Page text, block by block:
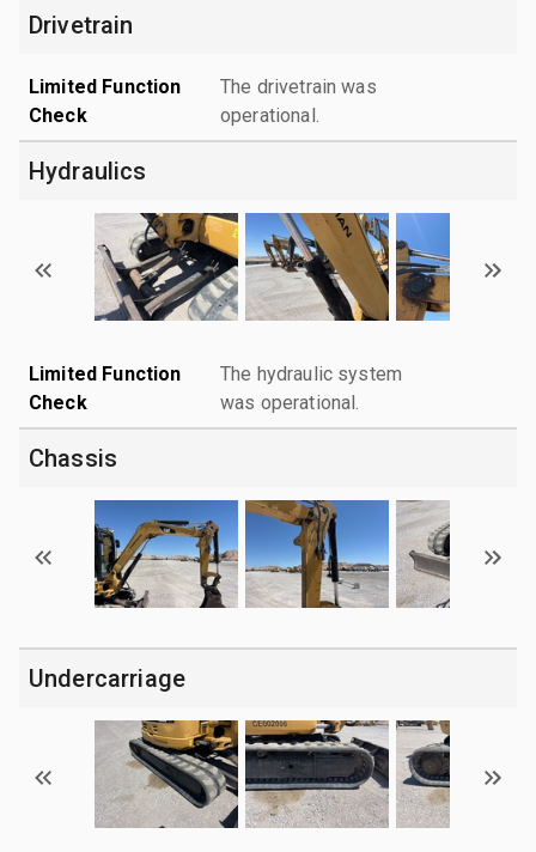
Drivetrain
Limited Function
Check
The drivetrain was
operational.
Hydraulics
Limited Function
Check
The hydraulic system
was operational.
Chassis
Undercarriage